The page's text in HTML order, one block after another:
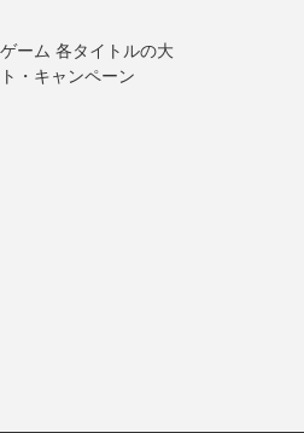
ーム 各タイトルの大
・キャンペーン